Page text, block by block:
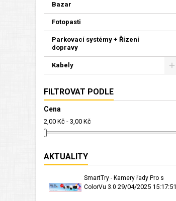
Bazar
Fotopasti
Parkovací systémy + Řízení
dopravy
Kabely
FILTROVAT PODLE
Cena
2,00 Kč - 3,00 Kč
AKTUALITY
SmartTry - Kamery řady Pro s
ColorVu 3.0 29/04/2025 15:17:51